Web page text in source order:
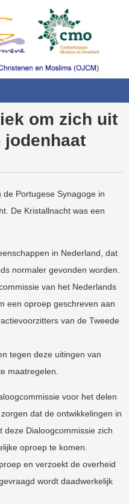
om zich uit
jodenhaat
Portugese Synagoge in
De Kristallnacht was een
in Nederland, dat
normaler gevonden worden.
van het Nederlands
een oproep geschreven aan
van de Tweede
tegen deze uitingen van
maatregelen.
voor het delen
dat de ontwikkelingen in
deze Dialoogcommissie zich
oproep te komen.
en verzoekt de overheid
wordt daadwerkelijk